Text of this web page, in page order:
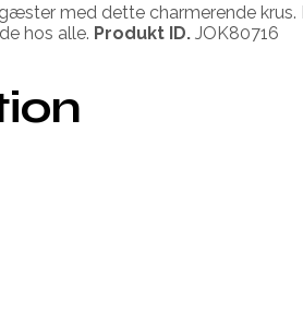
med dette charmerende
hos alle. Produkt ID. JOK80716